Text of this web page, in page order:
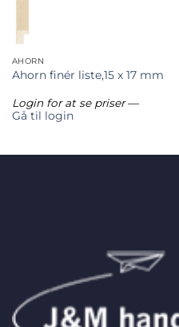
AHORN
Ahorn finér liste,15 x 17 mm
Login for at se priser—
Gå til login